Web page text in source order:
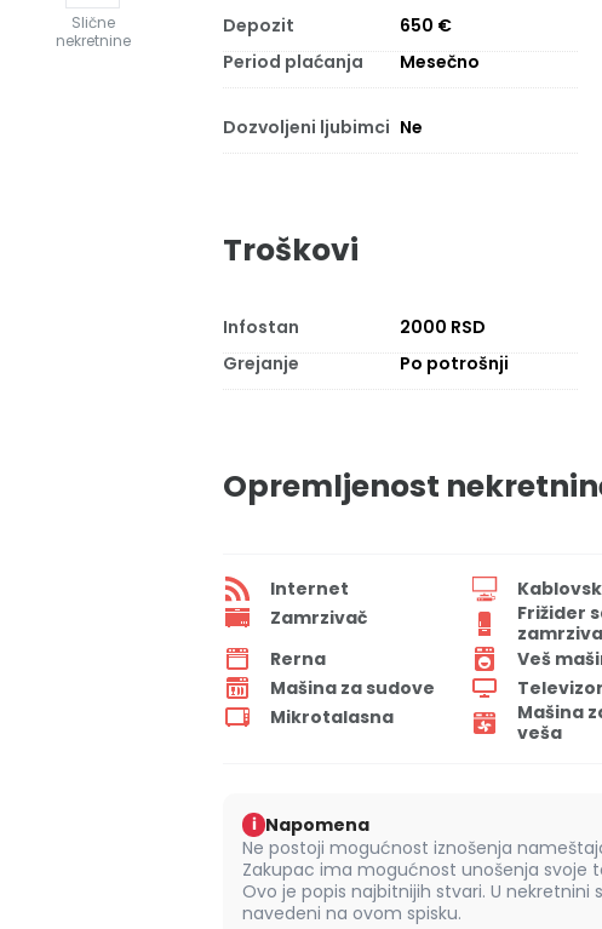
Slične
nekretnine
Depozit 650 €
Period plaćanja
Mesečno
Dozvoljeni ljubimci Ne
Troškovi
Infostan 2000 RSD
Grejanje
Po potrošnji
Opremljenost
Internet
Zamrzivač
Frižider
Rerna
Veš
Mašina za sudove
Televizor
Mikrotalasna
Mašina
veša
i Napomena
Ne postoji mogućnost iznošenja
Zakupac ima mogućnost unošenja svoje
Ovo je popis najbitnijih stvari. U
navedeni na ovom spisku.